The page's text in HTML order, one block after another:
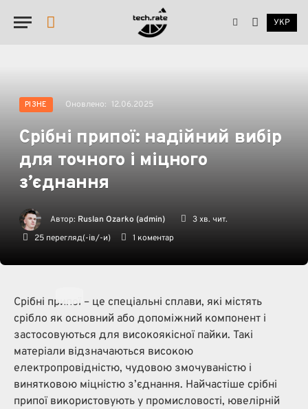
YouTube
УКР
РІЗНЕ Оновлено: 12.06.2025
Срібні припої: надійний вибір
для точного і міцного
з’єднання
Автор: Ruslan Ozarko (admin)
3 хв. чит.
25 перегляд(-ів/-и) 1 коментар
Срібні припої – це спеціальні сплави, які містять
срібло як основний або допоміжний компонент і
застосовуються для високоякісної пайки. Такі
матеріали відзначаються високою
електропровідністю, чудовою змочуваністю і
винятковою міцністю з’єднання. Найчастіше срібні
припої використовують у промисловості, ювелірній